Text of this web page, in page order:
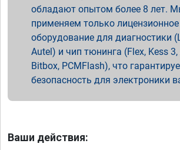
обладают опытом более 8 лет.
применяем только лицензионное
оборудование для диагностики
Autel) и чип тюнинга (Flex, Kess 3,
Bitbox, PCMFlash), что
безопасность для электроники
Ваши действия: